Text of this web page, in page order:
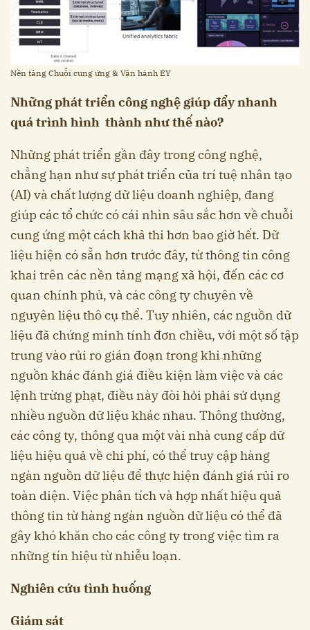
Nền tảng Chuỗi cung ứng & Vận hành EY
Những phát triển công nghệ giúp đẩy nhanh
quá trình hình thành như thế nào?
Những phát triển gần đây trong công nghệ,
chẳng hạn như sự phát triển của trí tuệ nhân tạo
(AI) và chất lượng dữ liệu doanh nghiệp, đang
giúp các tổ chức có cái nhìn sâu sắc hơn về chuỗi
cung ứng một cách khả thi hơn bao giờ hết. Dữ
liệu hiện có sẵn hơn trước đây, từ thông tin công
khai trên các nền tảng mạng xã hội, đến các cơ
quan chính phủ, và các công ty chuyên về
nguyên liệu thô cụ thể. Tuy nhiên, các nguồn dữ
liệu đã chứng minh tính đơn chiều, với một số tập
trung vào rủi ro gián đoạn trong khi những
nguồn khác đánh giá điều kiện làm việc và các
lệnh trừng phạt, điều này đòi hỏi phải sử dụng
nhiều nguồn dữ liệu khác nhau. Thông thường,
các công ty, thông qua một vài nhà cung cấp dữ
liệu hiệu quả về chi phí, có thể truy cập hàng
ngàn nguồn dữ liệu để thực hiện đánh giá rủi ro
toàn diện. Việc phân tích và hợp nhất hiệu quả
thông tin từ hàng ngàn nguồn dữ liệu có thể đã
gây khó khăn cho các công ty trong việc tìm ra
những tín hiệu từ nhiễu loạn.
Nghiên cứu tình huống
Giám sát